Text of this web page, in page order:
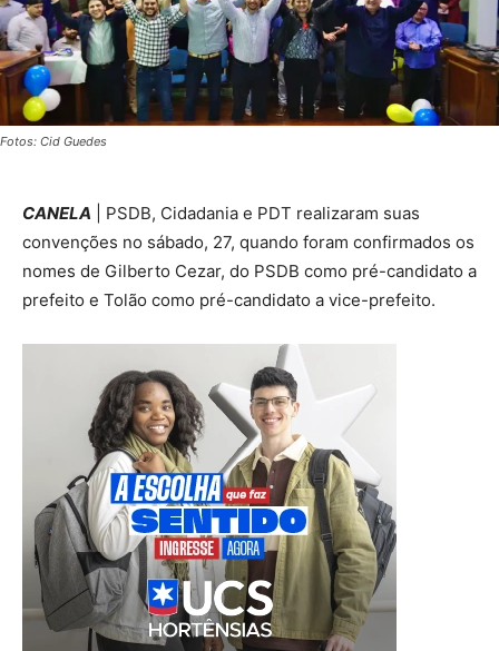
Fotos: Cid Guedes
CANELA | PSDB, Cidadania e PDT realizaram suas
convenções no sábado, 27, quando foram confirmados os
nomes de Gilberto Cezar, do PSDB como pré-candidato a
prefeito e Tolão como pré-candidato a vice-prefeito.